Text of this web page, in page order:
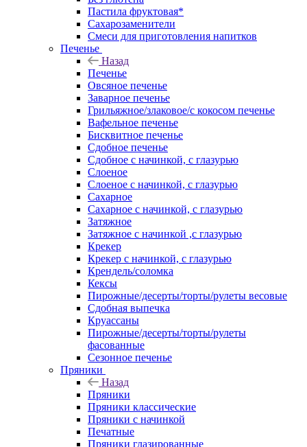
Пастила фруктовая*
Сахарозаменители
Смеси для приготовления напитков
Печенье
Назад
Печенье
Овсяное печенье
Заварное печенье
Грильяжное/злаковое/с кокосом печенье
Вафельное печенье
Бисквитное печенье
Сдобное печенье
Сдобное с начинкой, с глазурью
Слоеное
Слоеное с начинкой, с глазурью
Сахарное
Сахарное с начинкой, с глазурью
Затяжное
Затяжное с начинкой ,с глазурью
Крекер
Крекер с начинкой, с глазурью
Крендель/соломка
Кексы
Пирожные/десерты/торты/рулеты весовые
Сдобная выпечка
Круассаны
Пирожные/десерты/торты/рулеты
фасованные
Сезонное печенье
Пряники
Назад
Пряники
Пряники классические
Пряники с начинкой
Печатные
Пряники глазированные